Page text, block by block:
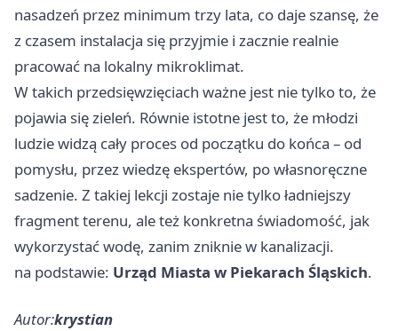
nasadzeń przez minimum trzy lata, co daje szansę, że
z czasem instalacja się przyjmie i zacznie realnie
pracować na lokalny mikroklimat.
W takich przedsięwzięciach ważne jest nie tylko to, że
pojawia się zieleń. Równie istotne jest to, że młodzi
ludzie widzą cały proces od początku do końca – od
pomysłu, przez wiedzę ekspertów, po własnoręczne
sadzenie. Z takiej lekcji zostaje nie tylko ładniejszy
fragment terenu, ale też konkretna świadomość, jak
wykorzystać wodę, zanim zniknie w kanalizacji.
na podstawie: Urząd Miasta w Piekarach Śląskich.
Autor:krystian